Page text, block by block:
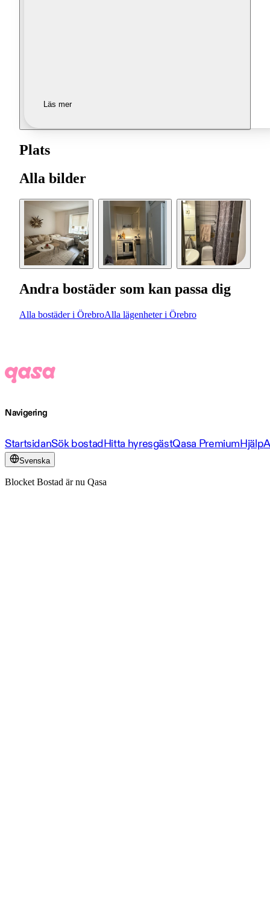
Läs mer
Plats
Alla bilder
Andra bostäder som kan passa dig
Alla bostäder i ÖrebroAlla lägenheter i Örebro
Navigering
StartsidanSök bostadHitta hyresgästQasa PremiumHjälp
Svenska
Blocket Bostad är nu Qasa